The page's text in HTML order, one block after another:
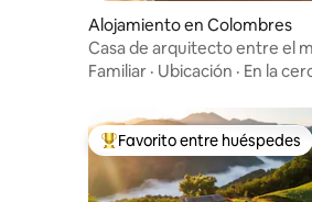
Alojamiento en Colombres
Casa de arquitecto entre el
montaña
Familiar · Ubicación · En la
Favorito entre huéspedes
Favorito entre huéspedes